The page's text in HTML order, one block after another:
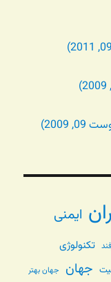
ایمنی
تکنولوژی
جهان جهان بهتر